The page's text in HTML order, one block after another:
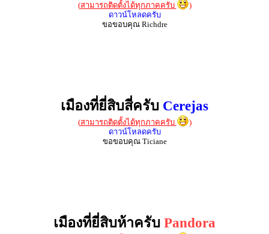
(สามารถติดตั้งได้ทุกภาคครับ
)
ดาวน์โหลดครับ
ขอขอบคุณ Richdre
เมืองที่ยี่สิบสี่ครับ Cerejas
(สามารถติดตั้งได้ทุกภาคครับ
)
ดาวน์โหลดครับ
ขอขอบคุณ Ticiane
เมืองที่ยี่สิบห้าครับ Pandora